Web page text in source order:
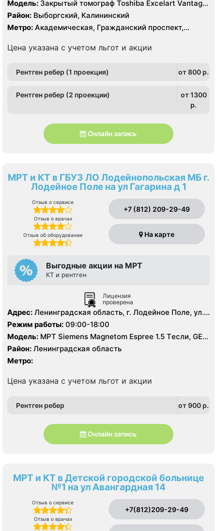
Модель: Закрытый томограф Toshiba Excelart Vantage
Atlas X 1.5 Тесла, КТ Toshiba Aquillion 64 среза, КТ
Toshiba Aquillion 16 срезов
Район: Выборгский, Калининский
Метро: Академическая, Гражданский проспект,
Цена указана с учетом льгот и акции
Рентген ребер (1 проекция) от 800 p.
Рентген ребер (2 проекции)
от 1300
p.
Онлайн запись
МРТ и КТ в ГБУЗ ЛО Лодейнопольская МБ г.
Лодейное Поле на ул Гагарина д 1
Отзыв о сервисе
Отзыв о врачах
Отзыв об оборудовании
+7 (812) 209-29-49
На карте
Выгодные акции на МРТ
КТ и рентген
Лицензия
проверена
Адрес: Ленинградская область, г. Лодейное Поле, ул.
Гагарина, д. 1
Режим работы: 09:00-18:00
Модель: МРТ Siemens Magnetom Espree 1.5 Tесли, GE
BrightSpeed 16 срезов, УЗИ аппарат, Рентген
Район: Ленинградская область
Метро:
Цена указана с учетом льгот и акции
Рентген ребер от 900 p.
Онлайн запись
МРТ и КТ в Детской городской больнице
№1 на ул Авангардная 14
Отзыв о сервисе
Отзыв о врачах
+7(812)209-29-49